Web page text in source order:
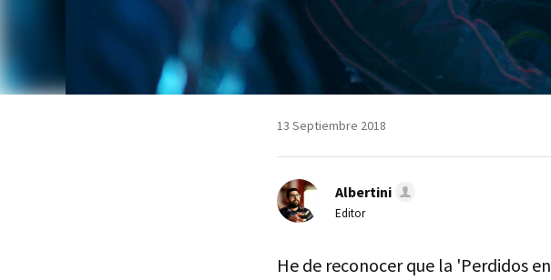
13 Septiembre 2018
Albertini
Editor
He de reconocer que la 'Perdidos